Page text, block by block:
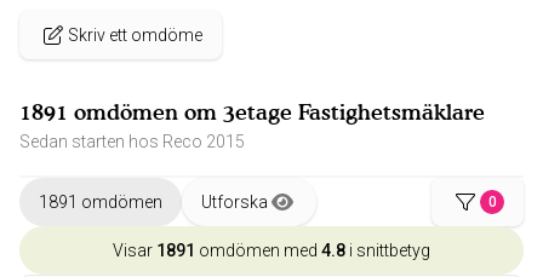
Skriv ett omdöme
1891 omdömen om 3etage Fastighetsmäklare
Sedan starten hos Reco 2015
1891 omdömen Utforska 0
Visar 1891 omdömen med 4.8 i snittbetyg